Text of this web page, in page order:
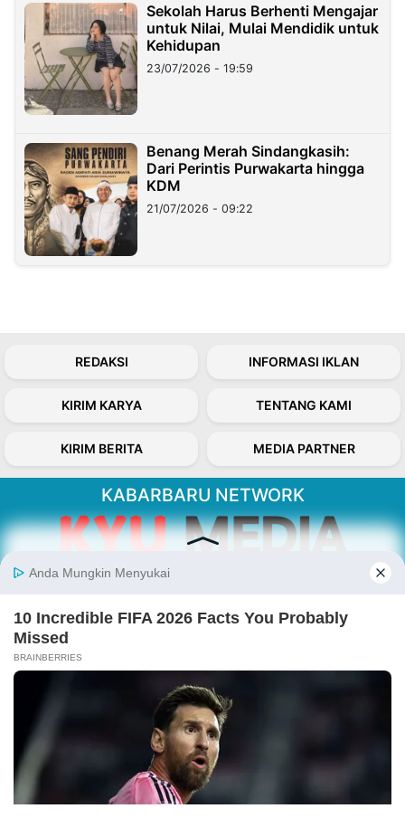
Sekolah Harus Berhenti Mengajar
untuk Nilai, Mulai Mendidik untuk
Kehidupan
23/07/2026 - 19:59
Benang Merah Sindangkasih:
Dari Perintis Purwakarta hingga
KDM
21/07/2026 - 09:22
REDAKSI INFORMASI IKLAN
KIRIM KARYA TENTANG KAMI
KIRIM BERITA MEDIA PARTNER
KABARBARU NETWORK
Follow Kabarbaru